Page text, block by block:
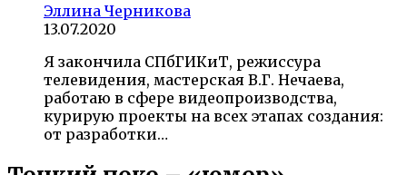
Эллина Черникова
13.07.2020
Я закончила СПбГИКиТ, режиссура
телевидения, мастерская В.Г. Нечаева,
работаю в сфере видеопроизводства,
курирую проекты на всех этапах создания:
от разработки…